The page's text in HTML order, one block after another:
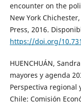
encounter on the
New York
Press, 2016.
https://doi.org/
HUENCHUÁN,
mayores y agenda
Perspectiva regional
Chile: Comisión